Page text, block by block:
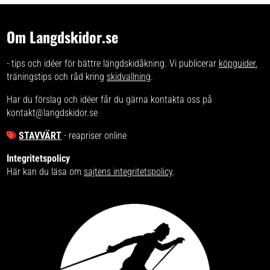
Om Langdskidor.se
- tips och idéer för bättre längdskidåkning. Vi publicerar köpguider,
träningstips och råd kring skidvallning.
Har du förslag och idéer får du gärna kontakta oss på
kontakt@langdskidor.se
STAVVÄRT - reapriser online
Integritetspolicy
Här kan du läsa om sajtens integritetspolicy.